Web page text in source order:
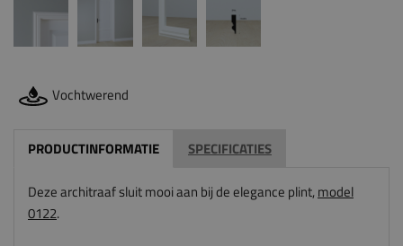
Vochtwerend
PRODUCTINFORMATIE SPECIFICATIES
Deze architraaf sluit mooi aan bij de elegance plint,model
0122.